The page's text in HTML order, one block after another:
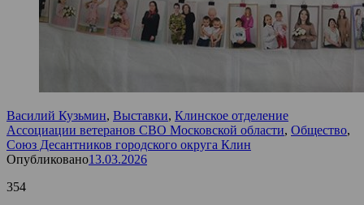
Василий Кузьмин, Выставки, Клинское отделение
Ассоциации ветеранов СВО Московской области, Общество,
Союз Десантников городского округа Клин
Опубликовано13.03.2026
354